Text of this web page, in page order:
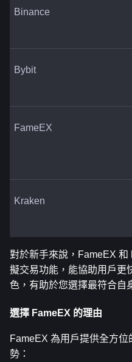
Binance
Bybit
FameEX
Kraken
對於新手來說，FameEX
擬交易功能，能協助用戶更
色，有助於您選擇最符合自
選擇 FameEX 的理由
FameEX 為用戶提供全方
勢：